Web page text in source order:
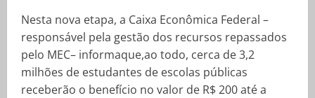
Nesta nova etapa, a Caixa Econômica Federal –
responsável pela gestão dos recursos repassados
pelo MEC– informaque,ao todo, cerca de 3,2
milhões de estudantes de escolas públicas
receberão o benefício no valor de R$ 200 até a